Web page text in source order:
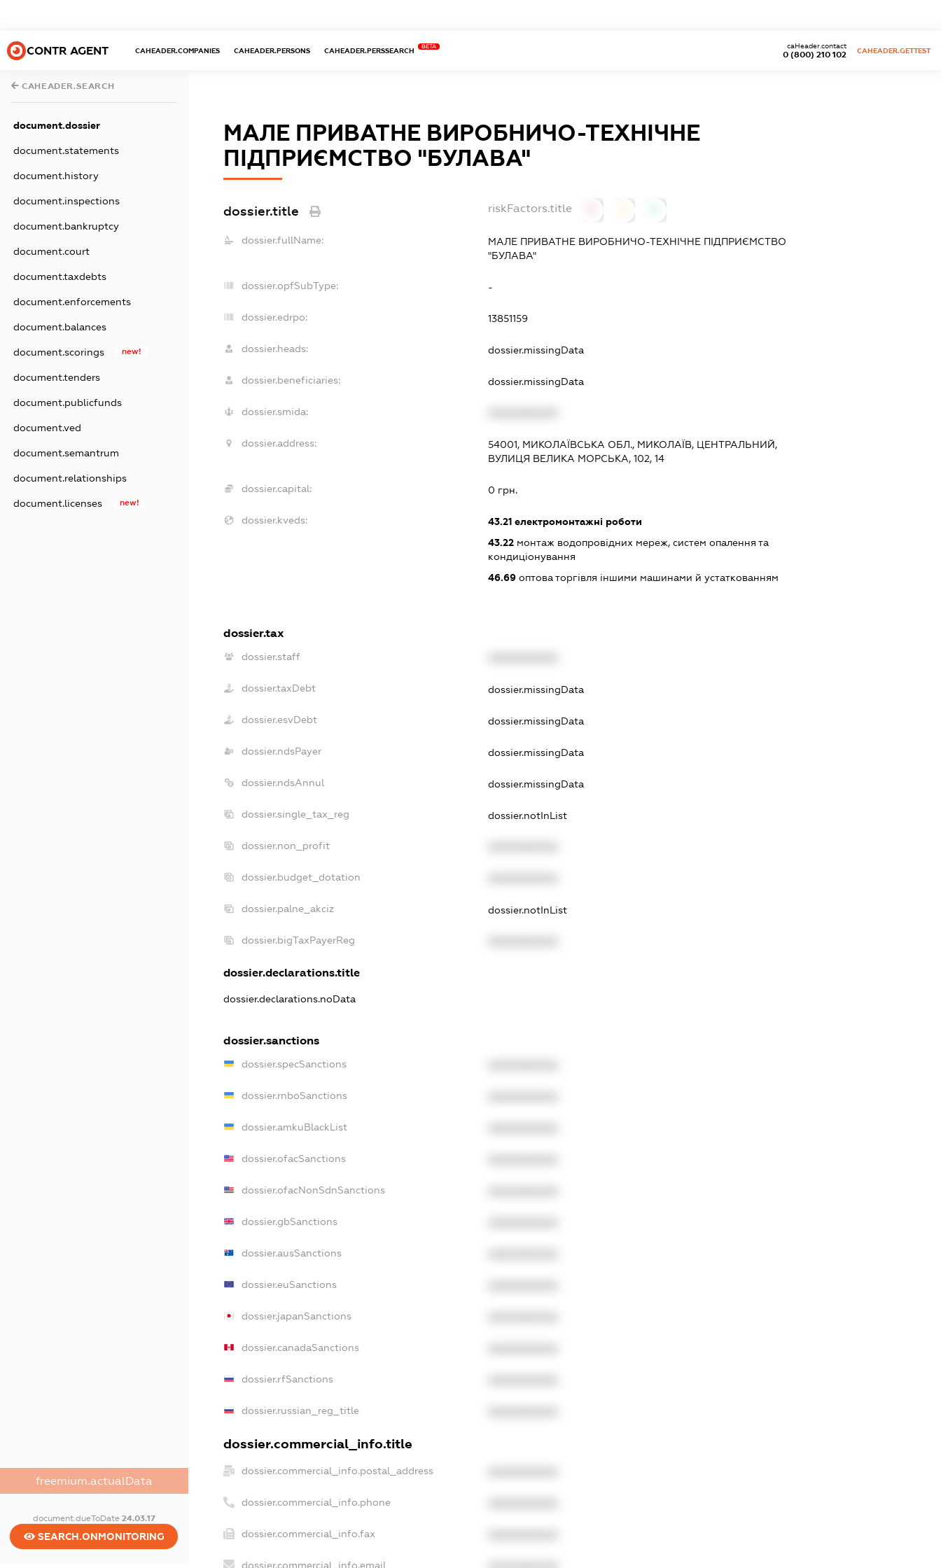
CONTR AGENT CAHEADER.COMPANIES CAHEADER.PERSONS CAHEADER.PERSSEARCH
BETA
0 (800) 210 102
caHeader.contact
CAHEADER.GETTEST
CAHEADER.SEARCH
document.dossier
document.statements
document.history
document.inspections
document.bankruptcy
document.court
document.taxdebts
document.enforcements
document.balances
document.scorings new!
document.tenders
document.publicfunds
document.ved
document.semantrum
document.relationships
document.licenses new!
freemium.actualData
document.dueToDate 24.03.17
SEARCH.ONMONITORING
МАЛЕ ПРИВАТНЕ ВИРОБНИЧО-ТЕХНІЧНЕ
ПІДПРИЄМСТВО "БУЛАВА"
dossier.title riskFactors.title
dossier.fullName:
МАЛЕ ПРИВАТНЕ ВИРОБНИЧО-ТЕХНІЧНЕ ПІДПРИЄМСТВО
"БУЛАВА"
dossier.opfSubType: -
dossier.edrpo: 13851159
dossier.heads: dossier.missingData
dossier.beneficiaries: dossier.missingData
dossier.smida:
dossier.address:
54001, МИКОЛАЇВСЬКА ОБЛ., МИКОЛАЇВ, ЦЕНТРАЛЬНИЙ,
ВУЛИЦЯ ВЕЛИКА МОРСЬКА, 102, 14
dossier.capital: 0 грн.
dossier.kveds: 43.21 електромонтажні роботи
43.22 монтаж водопровідних мереж, систем опалення та
кондиціонування
46.69 оптова торгівля іншими машинами й устаткованням
dossier.tax
dossier.staff
dossier.taxDebt dossier.missingData
dossier.esvDebt dossier.missingData
dossier.ndsPayer dossier.missingData
dossier.ndsAnnul dossier.missingData
dossier.single_tax_reg dossier.notInList
dossier.non_profit
dossier.budget_dotation
dossier.palne_akciz dossier.notInList
dossier.bigTaxPayerReg
dossier.declarations.title
dossier.declarations.noData
dossier.sanctions
dossier.specSanctions
dossier.rnboSanctions
dossier.amkuBlackList
dossier.ofacSanctions
dossier.ofacNonSdnSanctions
dossier.gbSanctions
dossier.ausSanctions
dossier.euSanctions
dossier.japanSanctions
dossier.canadaSanctions
dossier.rfSanctions
dossier.russian_reg_title
dossier.commercial_info.title
dossier.commercial_info.postal_address
dossier.commercial_info.phone
dossier.commercial_info.fax
dossier.commercial_info.email